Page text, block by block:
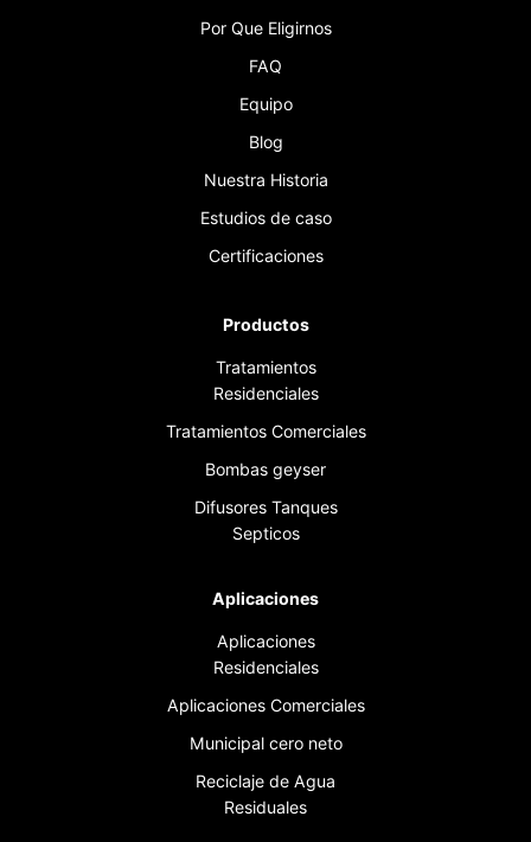
Por Que Eligirnos
FAQ
Equipo
Blog
Nuestra Historia
Estudios de caso
Certificaciones
Productos
Tratamientos
Residenciales
Tratamientos Comerciales
Bombas geyser
Difusores Tanques
Septicos
Aplicaciones
Aplicaciones
Residenciales
Aplicaciones Comerciales
Municipal cero neto
Reciclaje de Agua
Residuales